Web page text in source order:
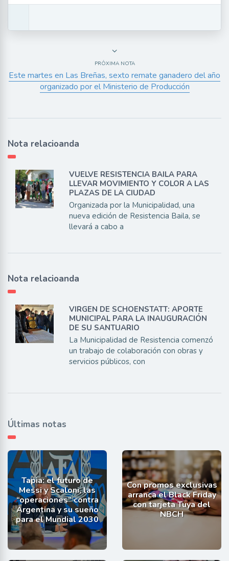
PRÓXIMA NOTA
Este martes en Las Breñas, sexto remate ganadero del año
organizado por el Ministerio de Producción
Nota relacioanda
VUELVE RESISTENCIA BAILA PARA
LLEVAR MOVIMIENTO Y COLOR A LAS
PLAZAS DE LA CIUDAD
Organizada por la Municipalidad, una
nueva edición de Resistencia Baila, se
llevará a cabo a
Nota relacioanda
VIRGEN DE SCHOENSTATT: APORTE
MUNICIPAL PARA LA INAUGURACIÓN
DE SU SANTUARIO
La Municipalidad de Resistencia comenzó
un trabajo de colaboración con obras y
servicios públicos, con
Últimas notas
Tapia: el futuro de
Messi y Scaloni, las
“operaciones” contra
Argentina y su sueño
para el Mundial 2030
Con promos exclusivas
arranca el Black Friday
con tarjeta Tuya del
NBCH